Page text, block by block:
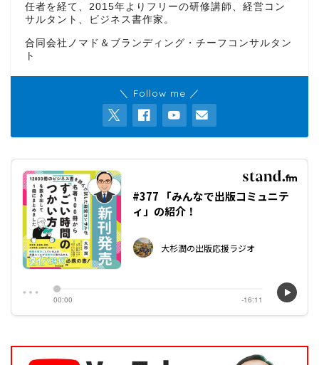
任者を経て、2015年よりフリーの研修講師、経営コン
サルタント、ビジネス書作家。
合同会社ノマド＆ブランディング・チーフコンサルタン
ト
＼ Follow me ／